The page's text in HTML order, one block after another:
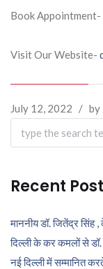
Book
Visit Our Website-
July 12, 2022 / by
Search
for:
Recent
माननीय डॉ. जितेंद्र सिंह
दिल्ली के कर कमलों से डॉ.
नई दिल्ली में सम्मानित